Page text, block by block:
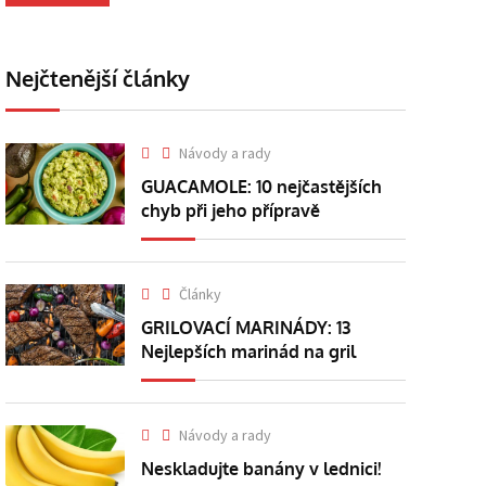
Nejčtenější články
Návody a rady
GUACAMOLE: 10 nejčastějších
chyb při jeho přípravě
Články
GRILOVACÍ MARINÁDY: 13
Nejlepších marinád na gril
Návody a rady
Neskladujte banány v lednici!